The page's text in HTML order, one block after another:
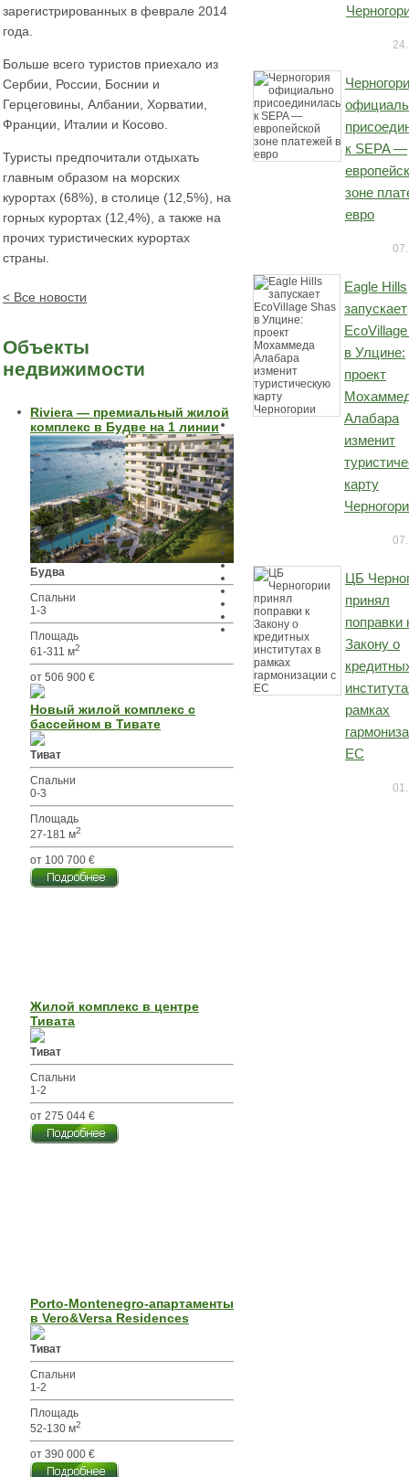
зарегистрированных в феврале 2014
года.
Больше всего туристов приехало из
Сербии, России, Боснии и
Герцеговины, Албании, Хорватии,
Франции, Италии и Косово.
Туристы предпочитали отдыхать
главным образом на морских
курортах (68%), в столице (12,5%), на
горных курортах (12,4%), а также на
прочих туристических курортах
страны.
< Все новости
Объекты
недвижимости
Riviera — премиальный жилой
комплекс в Будве на 1 линии
Будва
Спальни
1-3
Площадь
61-311 м2
от 506 900 €
Новый жилой комплекс с
бассейном в Тивате
Тиват
Спальни
0-3
Площадь
27-181 м2
от 100 700 €
Жилой комплекс в центре
Тивата
Тиват
Спальни
1-2
от 275 044 €
Porto-Montenegro-апартаменты
в Vero&Versa Residences
Тиват
Спальни
1-2
Площадь
52-130 м2
от 390 000 €
к SEPA —
зоне
евро
Eagle Hills
запускает
в Улцине:
проект
Алабара
изменит
карту
ЦБ
принял
поправки
Закону о
рамках
ЕС